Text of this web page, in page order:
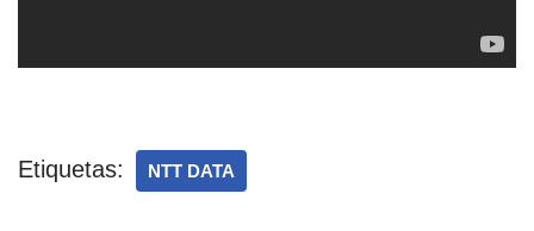
Etiquetas: NTT DATA